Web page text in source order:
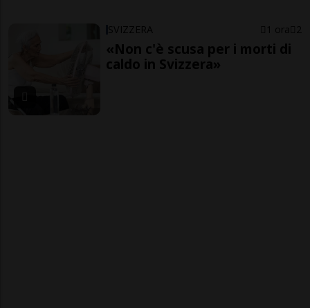
SVIZZERA 1 ora 2
«Non c'è scusa per i morti di
caldo in Svizzera»